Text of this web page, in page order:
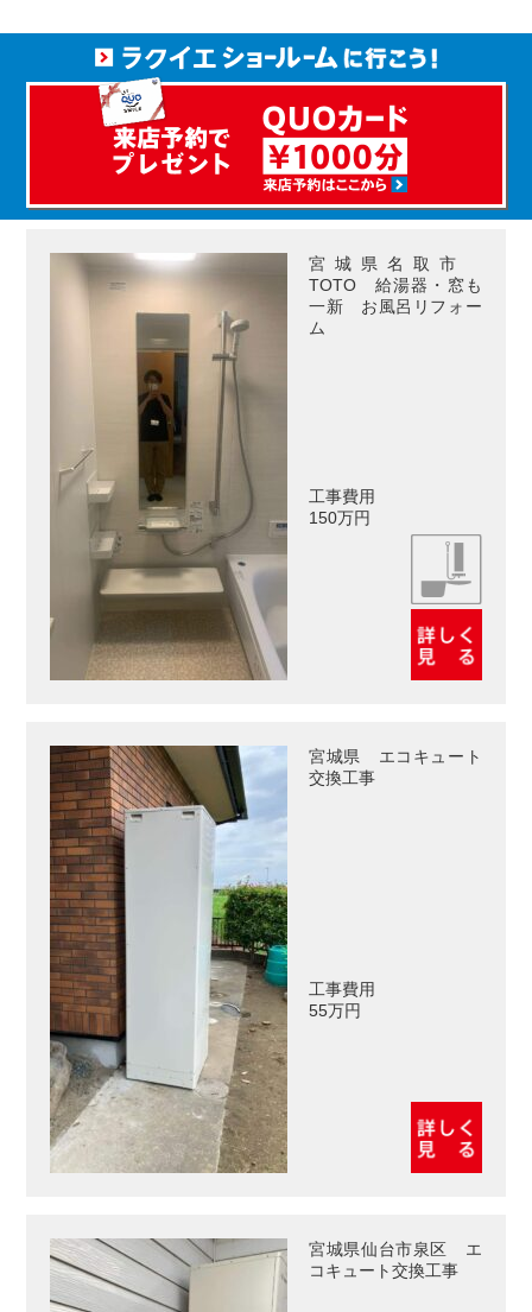
宮城県名取市
TOTO 給湯器・窓も
一新 お風呂リフォー
ム
工事費用
150万円
宮城県 エコキュート
交換工事
工事費用
55万円
宮城県仙台市泉区 エ
コキュート交換工事